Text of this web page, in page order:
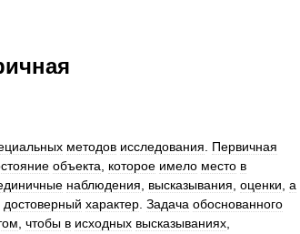
методов исследования
Первичная
объекта которое имело место в
наблюдения высказывания оценки а
достоверный характер Задача обоснованного
чтобы в исходных высказываниях